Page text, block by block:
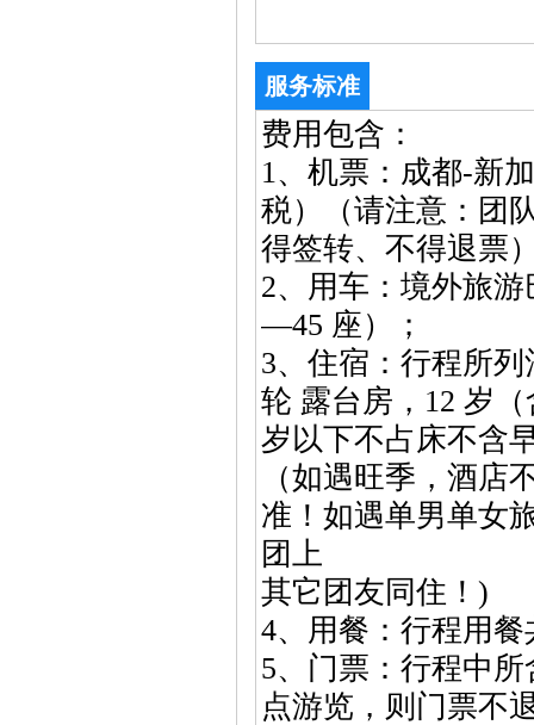
服务标准
费用包含：
1、机票：成都-新
税）（请注意：团
得签转、不得退票
2、用车：境外旅
—45 座）；
3、住宿：行程所
轮 露台房，12 岁
岁以下不占床不含
（如遇旺季，酒店
准！如遇单男单女
团上
其它团友同住！)
4、用餐：行程用
5、门票：行程中
点游览，则门票不